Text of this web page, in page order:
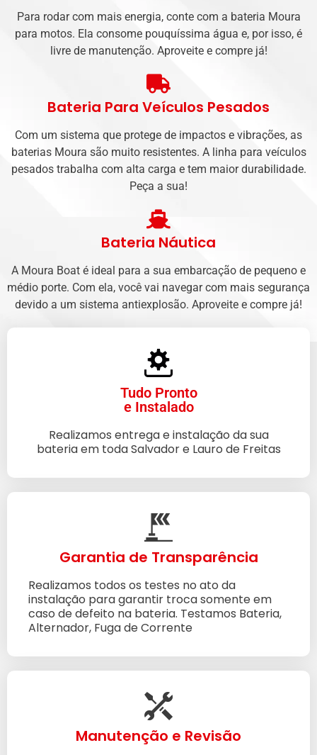
Para rodar com mais energia, conte com a bateria Moura
para motos. Ela consome pouquíssima água e, por isso, é
livre de manutenção. Aproveite e compre já!
Bateria Para Veículos Pesados
Com um sistema que protege de impactos e vibrações, as
baterias Moura são muito resistentes. A linha para veículos
pesados trabalha com alta carga e tem maior durabilidade.
Peça a sua!
Bateria Náutica
A Moura Boat é ideal para a sua embarcação de pequeno e
médio porte. Com ela, você vai navegar com mais segurança
devido a um sistema antiexplosão. Aproveite e compre já!
Tudo Pronto
e Instalado
Realizamos entrega e instalação da sua
bateria em toda Salvador e Lauro de Freitas
Garantia de Transparência
Realizamos todos os testes no ato da
instalação para garantir troca somente em
caso de defeito na bateria. Testamos Bateria,
Alternador, Fuga de Corrente
Manutenção e Revisão